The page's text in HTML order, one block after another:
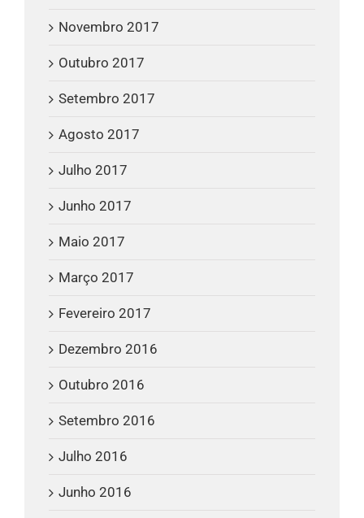
Novembro 2017
Outubro 2017
Setembro 2017
Agosto 2017
Julho 2017
Junho 2017
Maio 2017
Março 2017
Fevereiro 2017
Dezembro 2016
Outubro 2016
Setembro 2016
Julho 2016
Junho 2016